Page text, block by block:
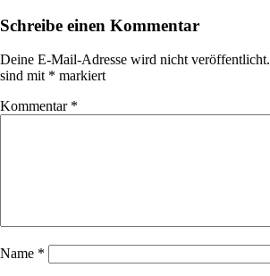
Schreibe einen Kommentar
Deine E-Mail-Adresse wird nicht veröffentlicht.
sind mit * markiert
Kommentar *
Name *